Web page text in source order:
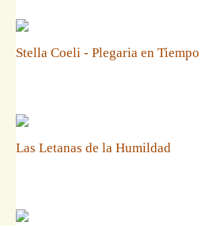
Stella Coeli - Plegaria en
Las Letanas de la Humildad